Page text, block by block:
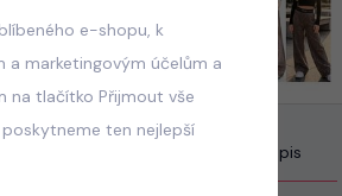
Popis
e-shopu, k
marketingovým účelům a
na tlačítko Přijmout vše
ten nejlepší